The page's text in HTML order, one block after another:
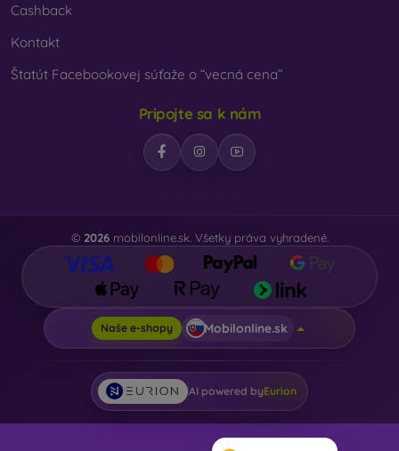
Cashback
Kontakt
Štatút Facebookovej súťaže o “vecná cena”
Pripojte sa k nám
© 2026mobilonline.sk. Všetky práva vyhradené.
Naše e-shopy Mobilonline.sk
AI powered byEurion